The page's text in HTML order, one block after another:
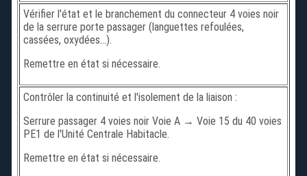
Vérifier l'état et le branchement du connecteur 4 voies noir
de la serrure porte passager (languettes refoulées,
cassées, oxydées...).
Remettre en état si nécessaire.
Contrôler la continuité et l'isolement de la liaison :
Serrure passager 4 voies noir Voie A → Voie 15 du 40 voies
PE1 de l'Unité Centrale Habitacle.
Remettre en état si nécessaire.